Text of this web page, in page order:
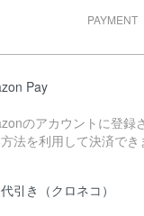
PAYMENT
Pay
のアカウントに登録
法を利用して決済でき
引き（クロネコ）